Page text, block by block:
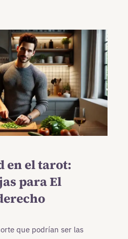
en el tarot:
para El
que podrían ser las